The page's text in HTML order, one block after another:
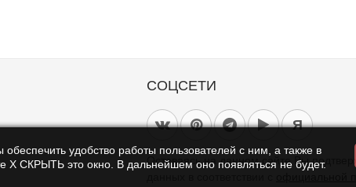
СОЦСЕТИ
Я
Оставаясь на данном сайте Вы
удобство работы пользователей с ним, а также в
Х СКРЫТЬ это окно. В дальнейшем оно появляться не будет.